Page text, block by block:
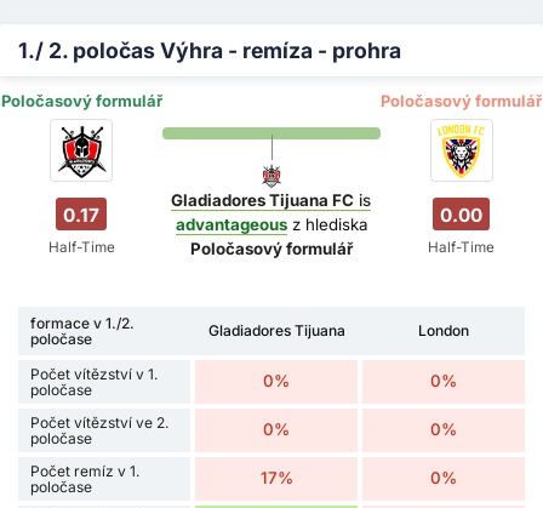
1./ 2. poločas Výhra - remíza - prohra
Poločasový formulář Poločasový formulář
0.17
Half-Time
Gladiadores Tijuana FC is
advantageousz hlediska
Poločasový formulář
0.00
Half-Time
formace v 1./2.
poločase
Gladiadores Tijuana London
Počet vítězství v 1.
poločase
0% 0%
Počet vítězství ve 2.
poločase
0% 0%
Počet remíz v 1.
poločase
17% 0%